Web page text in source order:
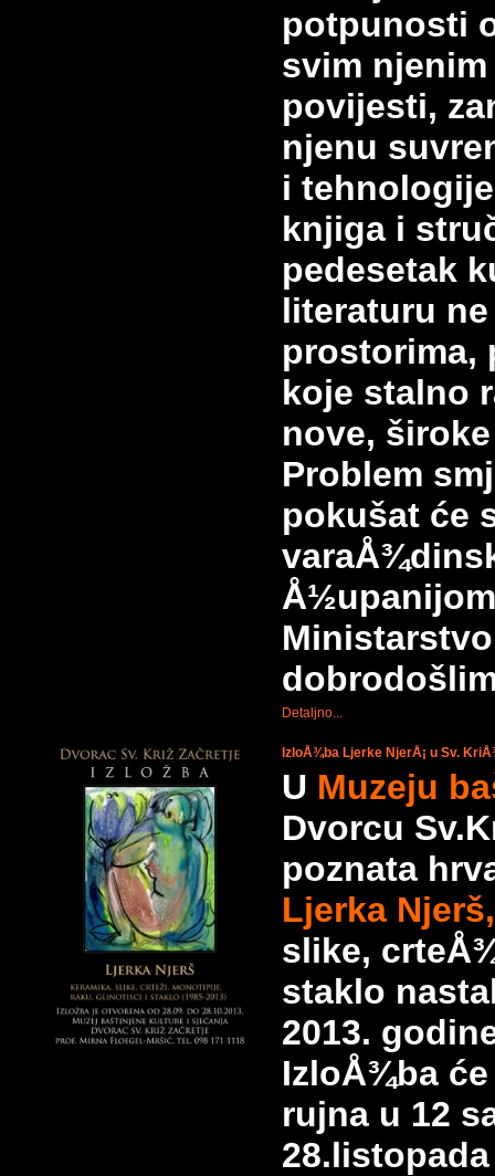
potpunosti
svim
povijesti,
njenu
i
knjiga i
pedesetak
literaturu
prostorima,
koje stalno
nove,
Problem
pokušat će
Detaljno...
IzloÅ¾ba Ljerke NjerÅ¡ u Sv.
U Muzeju
Dvorcu
poznata
Ljerka Njerš,
slike,
staklo
2013.
IzloÅ¾ba
rujna u 12
28.listopada